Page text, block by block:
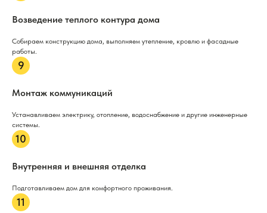
Возведение теплого контура дома
Собираем конструкцию дома, выполняем утепление, кровлю и фасадные
работы.
Монтаж коммуникаций
Устанавливаем электрику, отопление, водоснабжение и другие инженерные
системы.
Внутренняя и внешняя отделка
Подготавливаем дом для комфортного проживания.